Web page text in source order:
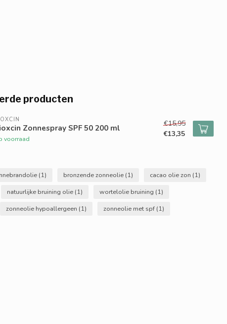
producten
Zonnespray SPF 50 200 ml
voorraad
€15,95
€13,35
(1) bronzende zonneolie (1) cacao olie zon (1)
natuurlijke bruining olie (1) wortelolie bruining (1)
zonneolie hypoallergeen (1) zonneolie met spf (1)